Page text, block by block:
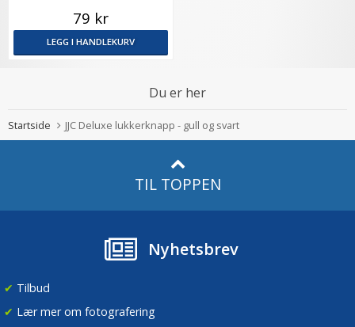
79 kr
LEGG I HANDLEKURV
Du er her
Startside JJC Deluxe lukkerknapp - gull og svart
TIL TOPPEN
Nyhetsbrev
✔ Tilbud
✔ Lær mer om fotografering